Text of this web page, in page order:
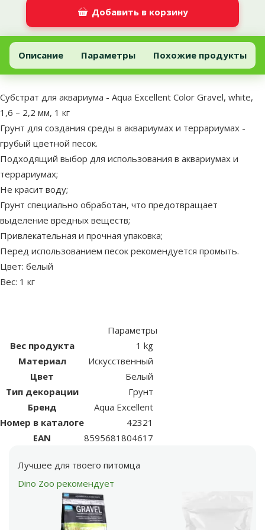
Добавить в корзину
Субстрат для аквариума - Aqua Excellent Color Gravel, white, 1,6
Добавить в корзину
Описание Параметры Похожие продукты
В начало страницы
superzoo.product.detail.content
Субстрат для аквариума - Aqua Excellent Color Gravel, white,
1,6 – 2,2 мм, 1 кг
Грунт для создания среды в аквариумах и террариумах -
грубый цветной песок.
Подходящий выбор для использования в аквариумах и
террариумах;
Не красит воду;
Грунт специально обработан, что предотвращает
выделение вредных веществ;
Привлекательная и прочная упаковка;
Перед использованием песок рекомендуется промыть.
Цвет: белый
Вес: 1 кг
Параметры
Вес продукта
1 kg
Материал
Искусственный
Цвет
Белый
Тип декорации
Грунт
Бренд
Aqua Excellent
Номер в каталоге
42321
EAN
8595681804617
Лучшее для твоего питомца
Dino Zoo рекомендует